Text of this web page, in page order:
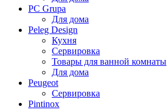
PC Grupa
Для дома
Peleg Design
Кухня
Сервировка
Товары для ванной комнаты
Для дома
Peugeot
Сервировка
Pintinox